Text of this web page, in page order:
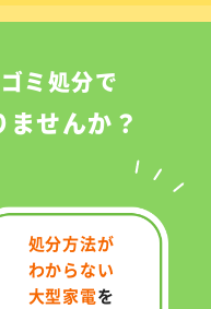
ミ処分で
ませんか？
処分方法が
わからない
大型家電を